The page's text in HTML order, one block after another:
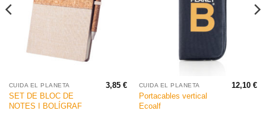
CUIDA EL PLANETA
SET DE BLOC DE
NOTES I BOLÍGRAF
3,85€ CUIDA EL PLANETA
Portacables vertical
Ecoalf
12,10€